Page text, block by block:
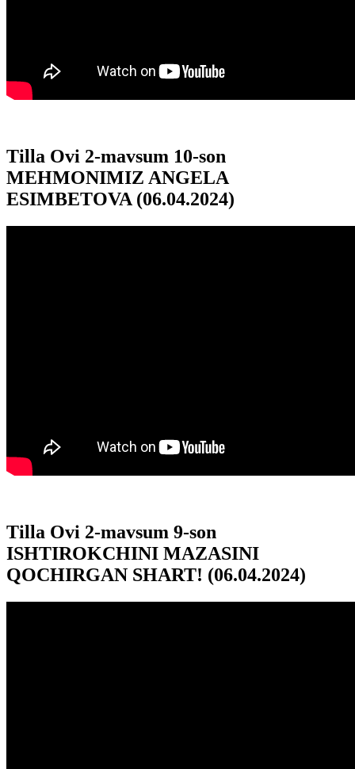
Tilla Ovi 2-mavsum 10-son
MEHMONIMIZ ANGELA
ESIMBETOVA (06.04.2024)
Tilla Ovi 2-mavsum 9-son
ISHTIROKCHINI MAZASINI
QOCHIRGAN SHART! (06.04.2024)